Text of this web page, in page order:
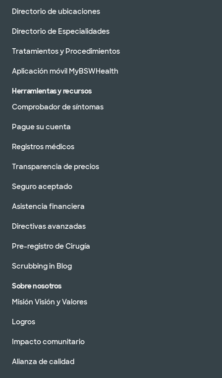
Directorio de ubicaciones
Directorio de Especialidades
Tratamientos y Procedimientos
Aplicación móvil MyBSWHealth
Herramientas y recursos
Comprobador de síntomas
Pague su cuenta
Registros médicos
Transparencia de precios
Seguro aceptado
Asistencia financiera
Directivas avanzadas
Pre-registro de Cirugía
Scrubbing in Blog
Sobre nosotros
Misión Visión y Valores
Logros
Impacto comunitario
Alianza de calidad